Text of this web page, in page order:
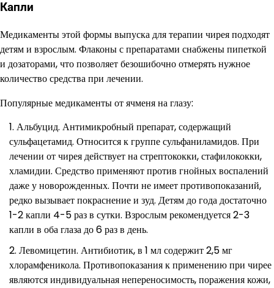
Капли
Медикаменты этой формы выпуска для терапии чирея подходят
детям и взрослым. Флаконы с препаратами снабжены пипеткой
и дозаторами, что позволяет безошибочно отмерять нужное
количество средства при лечении.
Популярные медикаменты от ячменя на глазу:
Альбуцид. Антимикробный препарат, содержащий
сульфацетамид. Относится к группе сульфаниламидов. При
лечении от чирея действует на стрептококки, стафилококки,
хламидии. Средство применяют против гнойных воспалений
даже у новорожденных. Почти не имеет противопоказаний,
редко вызывает покраснение и зуд. Детям до года достаточно
1-2 капли 4-5 раз в сутки. Взрослым рекомендуется 2-3
капли в оба глаза до 6 раз в день.
Левомицетин. Антибиотик, в 1 мл содержит 2,5 мг
хлорамфеникола. Противопоказания к применению при чирее
являются индивидуальная непереносимость, поражения кожи,